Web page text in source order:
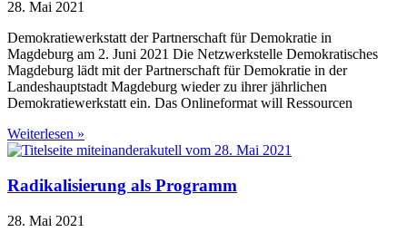
28. Mai 2021
Demokratiewerkstatt der Partnerschaft für Demokratie in
Magdeburg am 2. Juni 2021 Die Netzwerkstelle Demokratisches
Magdeburg lädt mit der Partnerschaft für Demokratie in der
Landeshauptstadt Magdeburg wieder zu ihrer jährlichen
Demokratiewerkstatt ein. Das Onlineformat will Ressourcen
Weiterlesen »
Radikalisierung als Programm
28. Mai 2021